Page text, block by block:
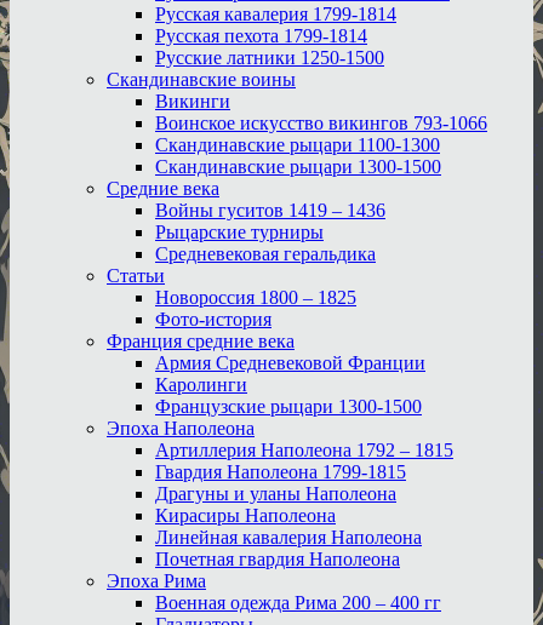
Русская кавалерия 1799-1814
Русская пехота 1799-1814
Русские латники 1250-1500
Скандинавские воины
Викинги
Воинское искусство викингов 793-1066
Скандинавские рыцари 1100-1300
Скандинавские рыцари 1300-1500
Средние века
Войны гуситов 1419 – 1436
Рыцарские турниры
Средневековая геральдика
Статьи
Новороссия 1800 – 1825
Фото-история
Франция средние века
Армия Средневековой Франции
Каролинги
Французские рыцари 1300-1500
Эпоха Наполеона
Артиллерия Наполеона 1792 – 1815
Гвардия Наполеона 1799-1815
Драгуны и уланы Наполеона
Кирасиры Наполеона
Линейная кавалерия Наполеона
Почетная гвардия Наполеона
Эпоха Рима
Военная одежда Рима 200 – 400 гг